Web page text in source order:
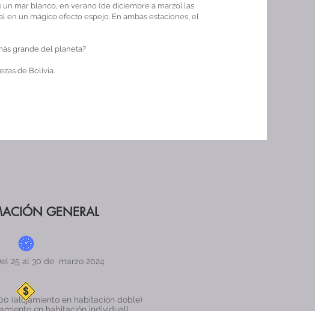
mar blanco, en verano (de diciembre a marzo) las
en un mágico efecto espejo. En ambas estaciones, el
grande del planeta?
de Bolivia.
GENERAL
25 al 30 de marzo 2024
(alojamiento en habitación doble)